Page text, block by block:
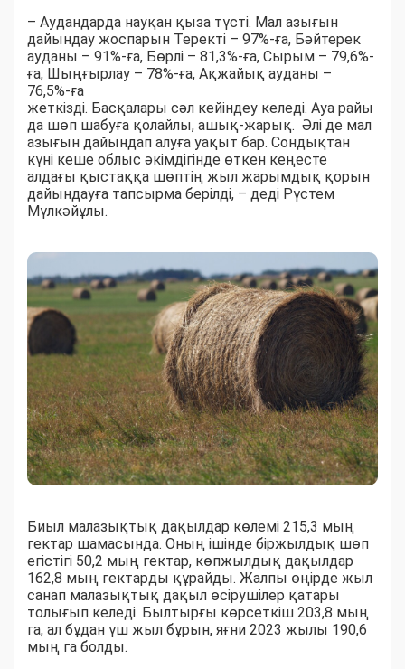
– Аудандарда науқан қыза түсті. Мал азығын
дайындау жоспарын Теректі – 97%-ға, Бәйтерек
ауданы – 91%-ға, Бөрлі – 81,3%-ға, Сырым – 79,6%-
ға, Шыңғырлау – 78%-ға, Ақжайық ауданы –
76,5%-ға
жеткізді. Басқалары сәл кейіндеу келеді. Ауа райы
да шөп шабуға қолайлы, ашық-жарық. Әлі де мал
азығын дайындап алуға уақыт бар. Сондықтан
күні кеше облыс әкімдігінде өткен кеңесте
алдағы қыстаққа шөптің жыл жарымдық қорын
дайындауға тапсырма берілді, – деді Рүстем
Мүлкәйұлы.
Биыл малазықтық дақылдар көлемі 215,3 мың
гектар шамасында. Оның ішінде біржылдық шөп
егістігі 50,2 мың гектар, көпжылдық дақылдар
162,8 мың гектарды құрайды. Жалпы өңірде жыл
санап малазықтық дақыл өсірушілер қатары
толығып келеді. Былтырғы көрсеткіш 203,8 мың
га, ал бұдан үш жыл бұрын, яғни 2023 жылы 190,6
мың га болды.